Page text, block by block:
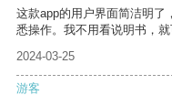
这款app的用户界面简洁明了
悉操作。我不用看说明书，就
2024-03-25
游客